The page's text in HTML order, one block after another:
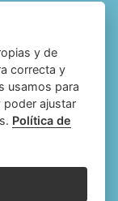
y de
correcta y
usamos para
poder ajustar
Política de